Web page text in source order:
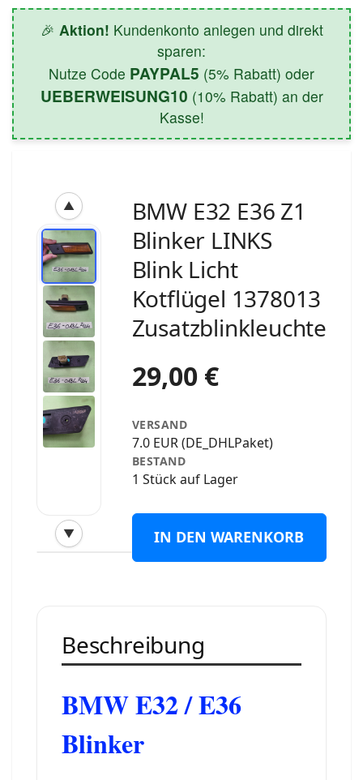
🎉 Aktion! Kundenkonto anlegen und direkt
sparen:
Nutze Code PAYPAL5 (5% Rabatt) oder
UEBERWEISUNG10 (10% Rabatt) an der
Kasse!
▲
▼
‹
BMW E32 E36 Z1
Blinker LINKS
Blink Licht
Kotflügel 1378013
Zusatzblinkleuchte
29,00 €
VERSAND
7.0 EUR (DE_DHLPaket)
BESTAND
1 Stück auf Lager
IN DEN WARENKORB
Beschreibung
BMW E32 / E36
Blinker